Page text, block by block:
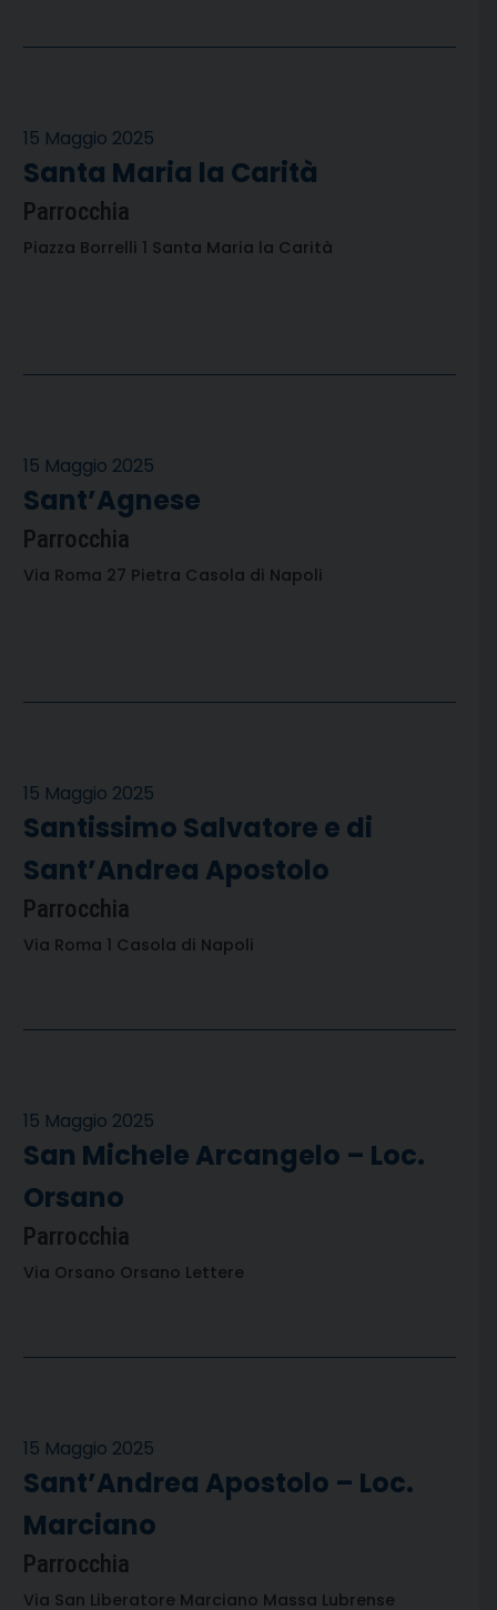
15 Maggio 2025
Santa Maria la Carità
Parrocchia
Piazza Borrelli 1 Santa Maria la Carità
15 Maggio 2025
Sant’Agnese
Parrocchia
Via Roma 27 Pietra Casola di Napoli
15 Maggio 2025
Santissimo Salvatore e di
Sant’Andrea Apostolo
Parrocchia
Via Roma 1 Casola di Napoli
15 Maggio 2025
San Michele Arcangelo – Loc.
Orsano
Parrocchia
Via Orsano Orsano Lettere
15 Maggio 2025
Sant’Andrea Apostolo – Loc.
Marciano
Parrocchia
Via San Liberatore Marciano Massa Lubrense